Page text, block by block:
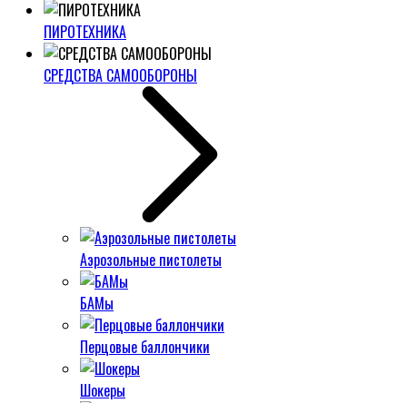
ПИРОТЕХНИКА
СРЕДСТВА САМООБОРОНЫ
Аэрозольные пистолеты
БАМы
Перцовые баллончики
Шокеры